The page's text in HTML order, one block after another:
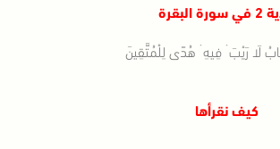
البقرة
لَا رَيْبَ ۛ فِيهِ ۛ هُدًى لِلْمُتَّقِينَ
كيف نقرأها